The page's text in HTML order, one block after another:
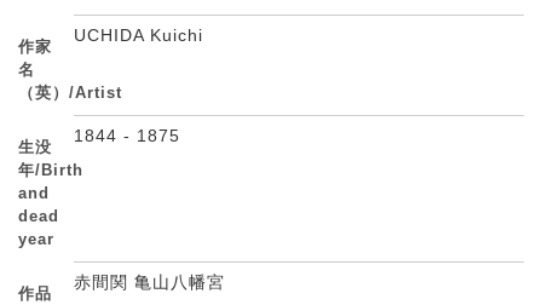
作家
名
（英）/Artist
UCHIDA Kuichi
生没
年/Birth
and
dead
year
1844 - 1875
作品
赤間関 亀山八幡宮